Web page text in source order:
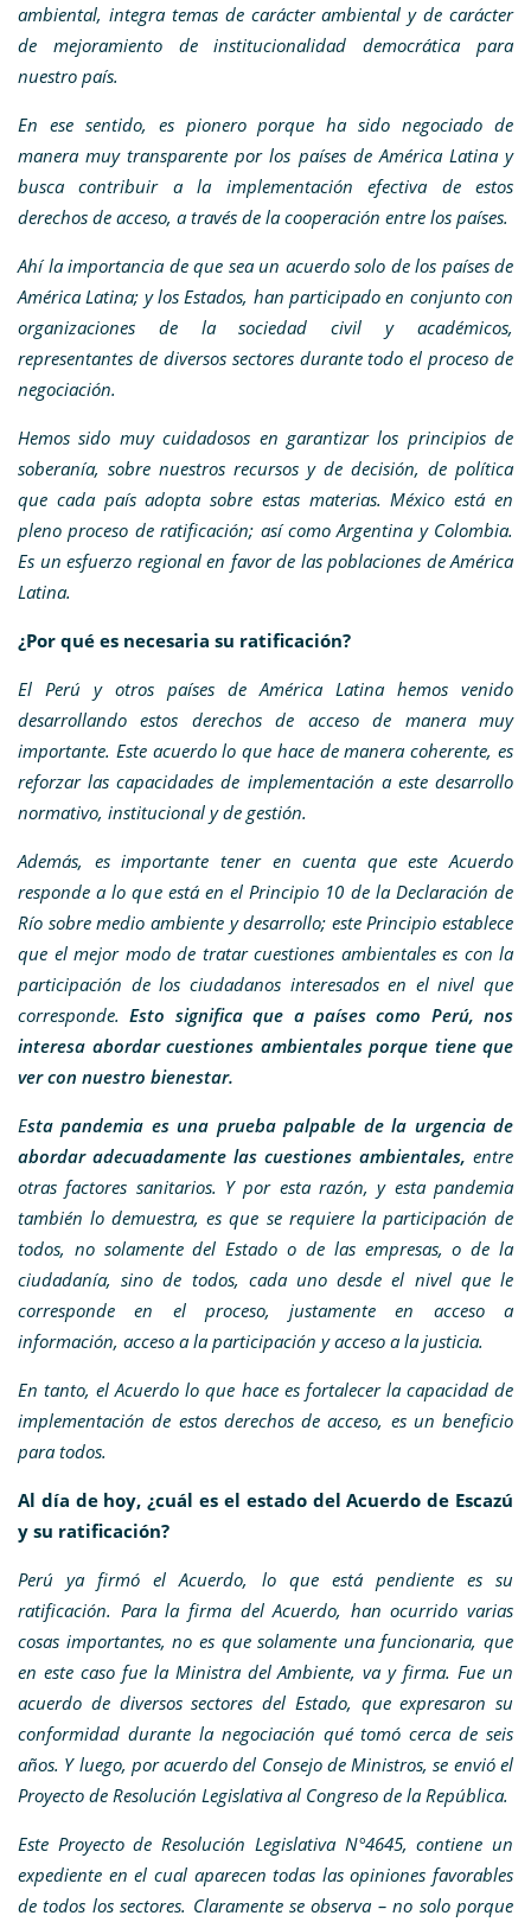
ambiental, integra temas de carácter ambiental y de carácter
de mejoramiento de institucionalidad democrática para
nuestro país.
En ese sentido, es pionero porque ha sido negociado de
manera muy transparente por los países de América Latina y
busca contribuir a la implementación efectiva de estos
derechos de acceso, a través de la cooperación entre los países.
Ahí la importancia de que sea un acuerdo solo de los países de
América Latina; y los Estados, han participado en conjunto con
organizaciones de la sociedad civil y académicos,
representantes de diversos sectores durante todo el proceso de
negociación.
Hemos sido muy cuidadosos en garantizar los principios de
soberanía, sobre nuestros recursos y de decisión, de política
que cada país adopta sobre estas materias.México está en
pleno proceso de ratificación; así como Argentina y Colombia.
Es un esfuerzo regional en favor de las poblaciones de América
Latina.
¿Por qué es necesaria su ratificación?
El Perú y otros países de América Latina hemos venido
desarrollando estos derechos de acceso de manera muy
importante. Este acuerdo lo que hace de manera coherente, es
reforzar las capacidades de implementación a este desarrollo
normativo, institucional y de gestión.
Además, es importante tener en cuenta que este Acuerdo
responde a lo que está en el Principio 10 de la Declaración de
Río sobre medio ambiente y desarrollo; este Principio establece
que el mejor modo de tratar cuestiones ambientales es con la
participación de los ciudadanos interesados en el nivel que
corresponde.Esto significa que a países como Perú, nos
interesa abordar cuestiones ambientales porque tiene que
ver con nuestro bienestar.
Esta pandemia es una prueba palpable de la urgencia de
abordar adecuadamente las cuestiones ambientales, entre
otras factores sanitarios. Y por esta razón, y esta pandemia
también lo demuestra, es que se requiere la participación de
todos, no solamente del Estado o de las empresas, o de la
ciudadanía, sino de todos, cada uno desde el nivel que le
corresponde en el proceso, justamente en acceso a
información, acceso a la participación y acceso a la justicia.
En tanto, el Acuerdo lo que hace es fortalecer la capacidad de
implementación de estos derechos de acceso, es un beneficio
para todos.
Al día de hoy, ¿cuál es el estado del Acuerdo de Escazú
y su ratificación?
Perú ya firmó el Acuerdo, lo que está pendiente es su
ratificación. Para la firma del Acuerdo, han ocurrido varias
cosas importantes, no es que solamente una funcionaria, que
en este caso fue la Ministra del Ambiente, va y firma. Fue un
acuerdo de diversos sectores del Estado, que expresaron su
conformidad durante la negociación qué tomó cerca de seis
años. Y luego, por acuerdo del Consejo de Ministros, se envió el
Proyecto de Resolución Legislativa al Congreso de la República.
Este Proyecto de Resolución Legislativa N°4645, contiene un
expediente en el cual aparecen todas las opiniones favorables
de todos los sectores. Claramente se observa – no solo porque